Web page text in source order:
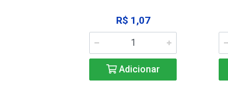
R$ 1,07
Adicionar